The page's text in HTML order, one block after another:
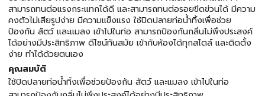
สามารถทนต่อแรงกระแทกได้ดี และสามารถทนต่อรอยขีดข่วนได้ มีความ
คงตัวไม่เสียรูปง่าย มีความแข็งแรง ใช้ปิดปลายท่อน้ำทิ้งเพื่อช่วย
ป้องกัน สัตว์ และแมลง เข้าไปในท่อ สามารถป้องกันกลิ่นไม่พึงประสงค์
ได้อย่างมีประสิทธิภาพ ดีไซน์ทันสมัย เข้ากับห้องได้ทุกสไตล์ และติดตั้ง
ง่าย ทำได้ด้วยตนเอง
คุณสมบัติ
ใช้ปิดปลายท่อน้ำทิ้งเพื่อช่วยป้องกัน สัตว์ และแมลง เข้าไปในท่อ